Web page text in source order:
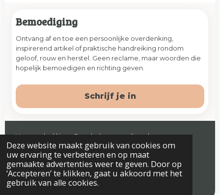
Deze website maakt gebruik van cookies om
uw ervaring te verbeteren en op maat
gemaakte advertenties weer te geven. Door op
‘Accepteren’ te klikken, gaat u akkoord met het
gebruik van alle cookies.
Bemoediging
Ontvang af en toe een persoonlijke overdenking,
inspirerend artikel of praktische handreiking rondom
geloof, rouw en herstel. Geen reclame, maar woorden die
hopelijk bemoedigen en richting geven.
Schrijf je in
Veenendaal | jaap@prelude-counseling.nl
© 2026 Prelude. Alle rechten voorbehouden.
Algemene voorwaardenPrivacyverklaring & Disclaimer